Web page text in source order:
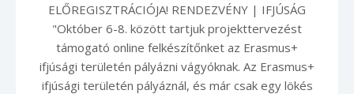
ELŐREGISZTRÁCIÓJA! RENDEZVÉNY | IFJÚSÁG
"Október 6-8. között tartjuk projekttervezést
támogató online felkészítőnket az Erasmus+
ifjúsági területén pályázni vágyóknak. Az Erasmus+
ifjúsági területén pályáznál, és már csak egy lökés